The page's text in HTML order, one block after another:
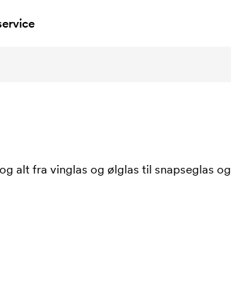
alt fra vinglas og ølglas til snapseglas og